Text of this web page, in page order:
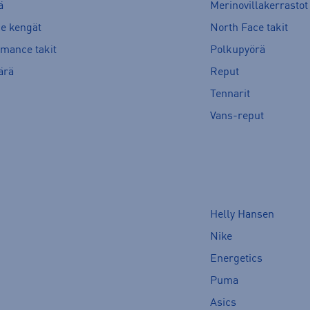
Merinovillakerrastot
kengät
North Face takit
takit
Polkupyörä
Reput
Tennarit
Vans-reput
Helly Hansen
Nike
Energetics
Puma
Asics